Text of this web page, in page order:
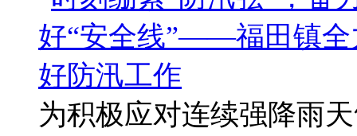
为积极应对连续强降雨